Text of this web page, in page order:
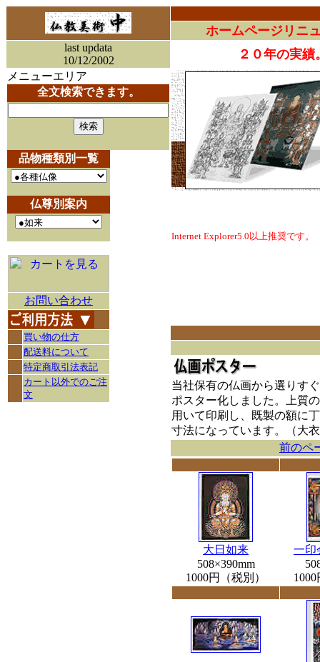
ホームページリニ
last updata
10/12/2002
２０年の実
メニューエリア
全文検索できます。
品物種類別一覧
仏尊別案内
お問い合わせ
買い物の仕方
配送料について
特定商取引法表記
カート以外でのご注
文
Internet Explorer5.0以上推奨です。
当社保有の仏画から選りす
ポスター化しました。上質
用いて印刷し、既製の額に
寸法になっています。（大
前のペ
大日如来
508×390mm
1000円（税別）
一印